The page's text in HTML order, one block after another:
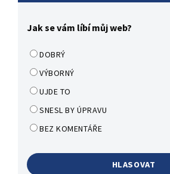
Jak se vám líbí můj web?
DOBRÝ
VÝBORNÝ
UJDE TO
SNESL BY ÚPRAVU
BEZ KOMENTÁŘE